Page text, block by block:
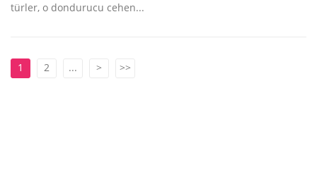
türler, o dondurucu cehen...
1 2 ... > >>